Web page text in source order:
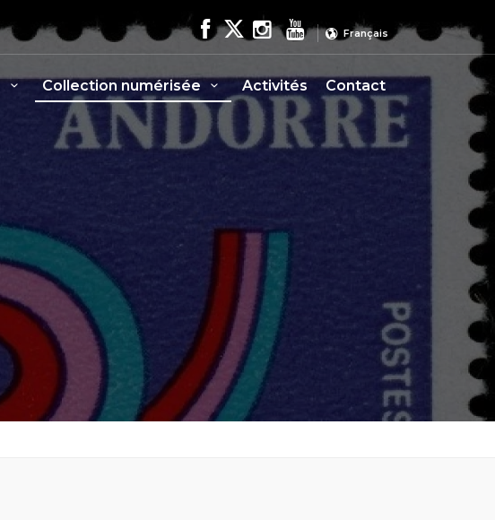
Français
Collection numérisée Activités Contact